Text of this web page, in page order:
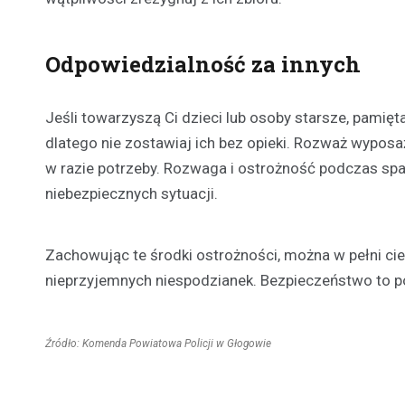
Odpowiedzialność za innych
Jeśli towarzyszą Ci dzieci lub osoby starsze,
dlatego nie zostawiaj ich bez opieki. Rozważ
w razie potrzeby. Rozwaga i ostrożność podczas
niebezpiecznych sytuacji.
Zachowując te środki ostrożności, można w pełni
nieprzyjemnych niespodzianek. Bezpieczeństwo to
Źródło: Komenda Powiatowa Policji w Głogowie